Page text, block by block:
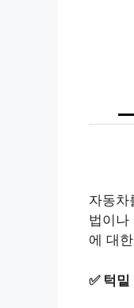
자동차
법이나
에 대
✅ 턱